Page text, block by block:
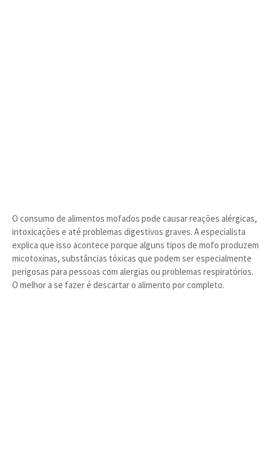
O consumo de alimentos mofados pode causar reações alérgicas,
intoxicações e até problemas digestivos graves. A especialista
explica que isso acontece porque alguns tipos de mofo produzem
micotoxinas, substâncias tóxicas que podem ser especialmente
perigosas para pessoas com alergias ou problemas respiratórios.
O melhor a se fazer é descartar o alimento por completo.